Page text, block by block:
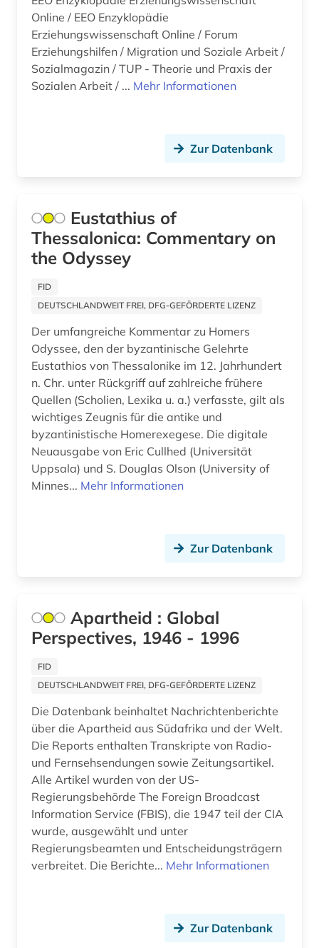
allgemein (1)
allgemeine geschäftsbedingungen (1)
allgemeine und vergleichende sprach- und
literaturwissenschaft (2)
allgemeine ökologie (1)
allgemeinenzyklopädien (1)
allgemeiner teil (1)
allgemeines bibliothekswesen (1)
alltag (8)
alltagsgeschichte &lt;fach&gt; (4)
alltagskultur (4)
alltagsleben (1)
almanach (5)
aloys ludwig (1)
alpen (1)
Online / EEO Enzyklopädie
Erziehungswissenschaft Online / Forum
Erziehungshilfen / Migration und Soziale Arbeit /
Sozialmagazin / TUP - Theorie und Praxis der
Sozialen Arbeit / ... Mehr Informationen
Zur Datenbank
Eustathius of
Thessalonica: Commentary on
the Odyssey
FID
DEUTSCHLANDWEIT FREI, DFG-GEFÖRDERTE LIZENZ
Der umfangreiche Kommentar zu Homers
Odyssee, den der byzantinische Gelehrte
Eustathios von Thessalonike im 12. Jahrhundert
n. Chr. unter Rückgriff auf zahlreiche frühere
Quellen (Scholien, Lexika u. a.) verfasste, gilt als
wichtiges Zeugnis für die antike und
byzantinistische Homerexegese. Die digitale
Neuausgabe von Eric Cullhed (Universität
Uppsala) und S. Douglas Olson (University of
Minnes... Mehr Informationen
Zur Datenbank
Apartheid : Global
Perspectives, 1946 - 1996
FID
DEUTSCHLANDWEIT FREI, DFG-GEFÖRDERTE LIZENZ
Die Datenbank beinhaltet Nachrichtenberichte
über die Apartheid aus Südafrika und der Welt.
Die Reports enthalten Transkripte von Radio-
und Fernsehsendungen sowie Zeitungsartikel.
Alle Artikel wurden von der US-
Regierungsbehörde The Foreign Broadcast
Information Service (FBIS), die 1947 teil der CIA
wurde, ausgewählt und unter
Regierungsbeamten und Entscheidungsträgern
verbreitet. Die Berichte... Mehr Informationen
Zur Datenbank